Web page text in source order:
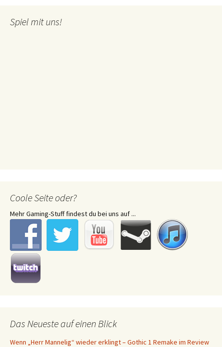
Spiel mit uns!
Coole Seite oder?
Mehr Gaming-Stuff findest du bei uns auf ...
Das Neueste auf einen Blick
Wenn „Herr Mannelig“ wieder erklingt – Gothic 1 Remake im Review